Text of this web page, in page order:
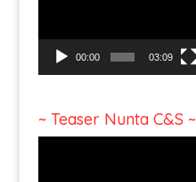
00:00 03:09
~ Teaser Nunta C&S ~
Video